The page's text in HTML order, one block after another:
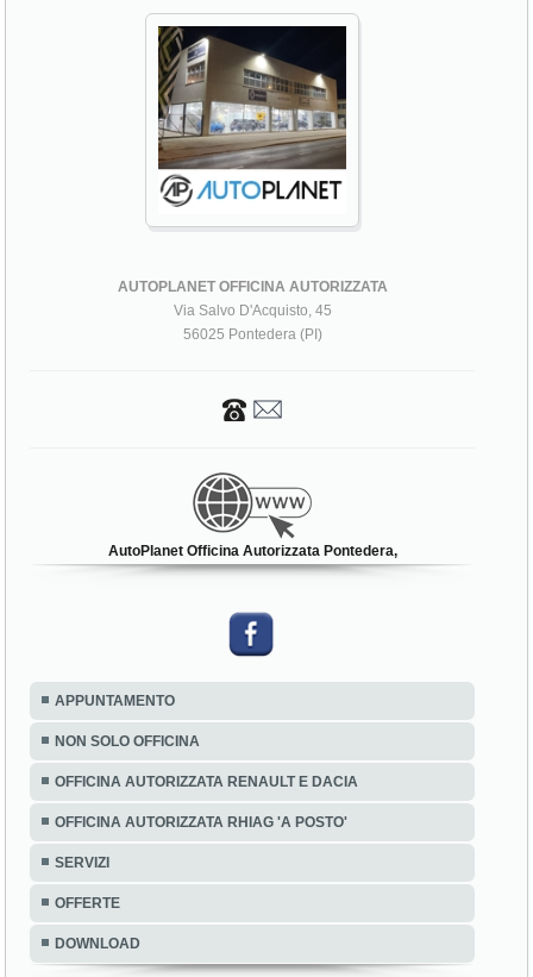
AUTOPLANET OFFICINA AUTORIZZATA
Via Salvo D'Acquisto, 45
56025 Pontedera (PI)
AutoPlanet Officina Autorizzata Pontedera,
APPUNTAMENTO
NON SOLO OFFICINA
OFFICINA AUTORIZZATA RENAULT E DACIA
OFFICINA AUTORIZZATA RHIAG 'A POSTO'
SERVIZI
OFFERTE
DOWNLOAD